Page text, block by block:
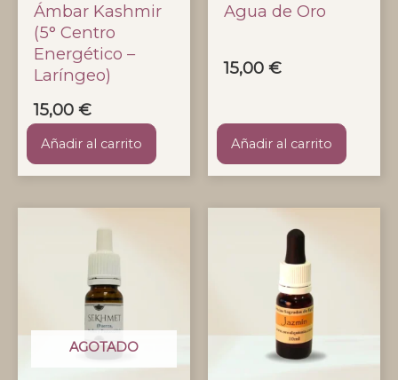
Ámbar Kashmir
(5° Centro
Energético –
Laríngeo)
15,00 €
Añadir al carrito
Agua de Oro
15,00 €
Añadir al carrito
AGOTADO